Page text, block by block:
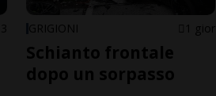
GRIGIONI 1 gior
Schianto frontale
dopo un sorpasso